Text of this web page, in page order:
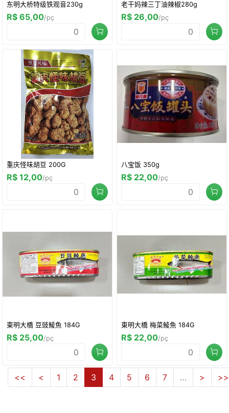
东明大桥特级铁观音230g
R$ 65,00/pç
老干妈辣三丁油辣椒280g
R$ 26,00/pç
重庆怪味胡豆 200G
R$ 12,00/pç
八宝饭 350g
R$ 22,00/pç
東明大橋 豆豉鯪魚 184G
R$ 25,00/pç
東明大橋 梅菜鯪魚 184G
R$ 22,00/pç
<< < 1 2 3 4 5 6 7 … > >>